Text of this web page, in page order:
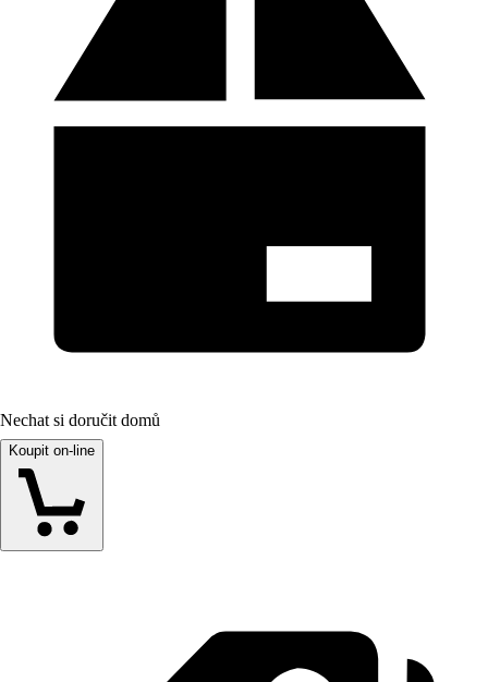
Nechat si doručit domů
Koupit on-line